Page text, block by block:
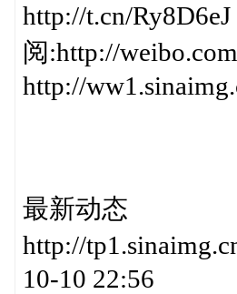
http://t.cn/
阅:http://
http://
最新动态
http://
10-10 22:56